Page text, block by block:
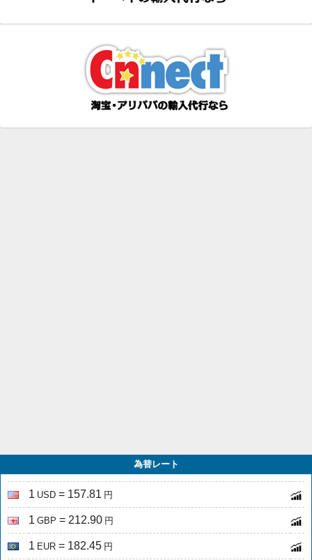
為替レート
1 USD = 157.81 円
1 GBP = 212.90 円
1 EUR = 182.45 円